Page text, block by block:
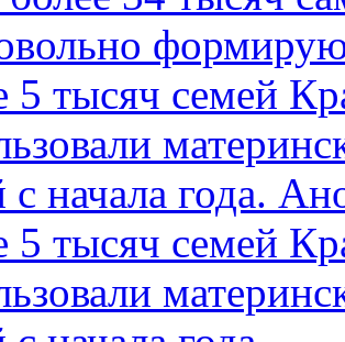
5 тысяч семей
с начала года.
5 тысяч семей